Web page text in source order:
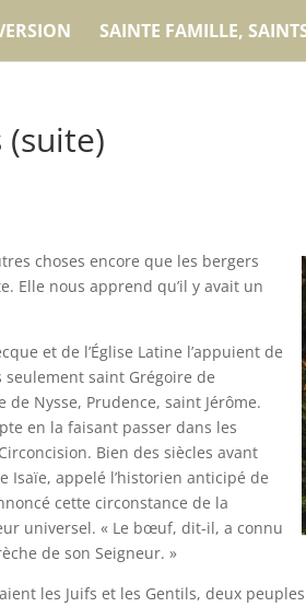
SAINTE FAMILLE,
(suite)
choses encore que les bergers
Elle nous apprend qu’il y avait un
et de l’Église Latine l’appuient de
saint Grégoire de
de Nysse, Prudence, saint Jérôme.
en la faisant passer dans les
Bien des siècles avant
Isaïe, appelé l’historien anticipé de
cette circonstance de la
universel. « Le bœuf, dit-il, a connu
de son Seigneur. »
les Juifs et les Gentils, deux